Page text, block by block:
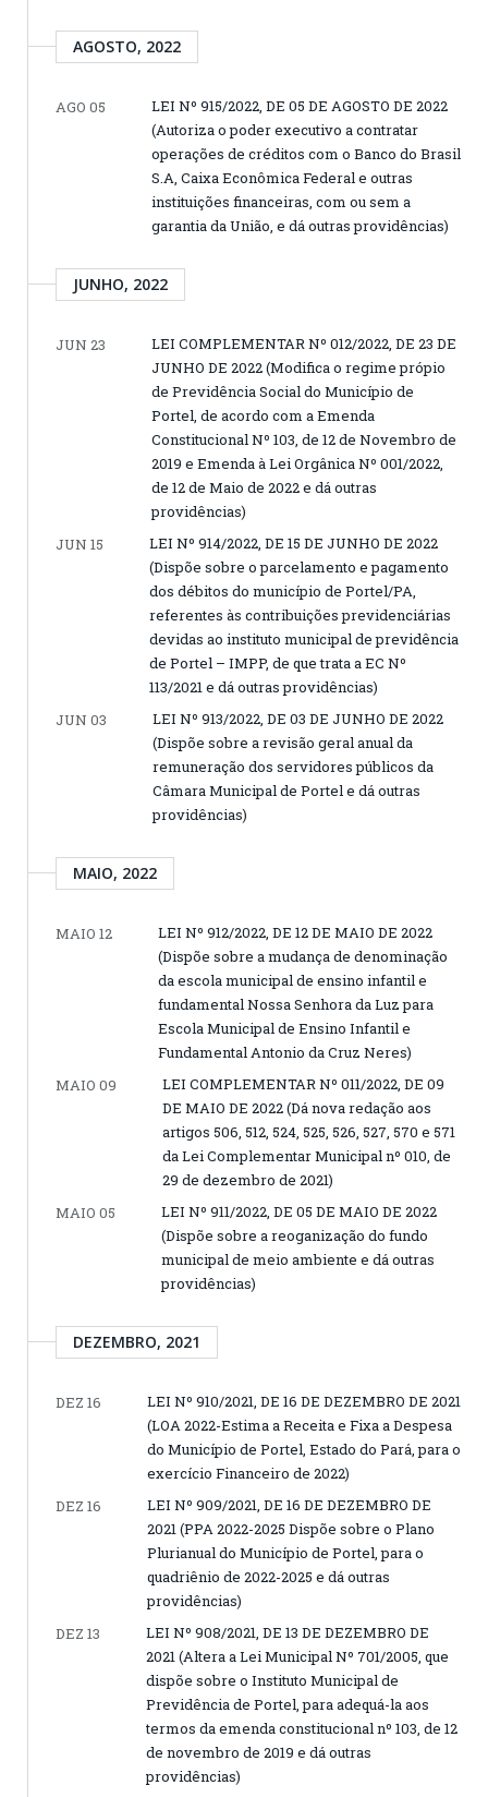
AGOSTO, 2022
AGO 05
LEI Nº 915/2022, DE 05 DE AGOSTO DE 2022
(Autoriza o poder executivo a contratar
operações de créditos com o Banco do Brasil
S.A, Caixa Econômica Federal e outras
instituições financeiras, com ou sem a
garantia da União, e dá outras providências)
JUNHO, 2022
JUN 23
LEI COMPLEMENTAR Nº 012/2022, DE 23 DE
JUNHO DE 2022 (Modifica o regime própio
de Previdência Social do Município de
Portel, de acordo com a Emenda
Constitucional Nº 103, de 12 de Novembro de
2019 e Emenda à Lei Orgânica Nº 001/2022,
de 12 de Maio de 2022 e dá outras
providências)
JUN 15
LEI Nº 914/2022, DE 15 DE JUNHO DE 2022
(Dispõe sobre o parcelamento e pagamento
dos débitos do município de Portel/PA,
referentes às contribuições previdenciárias
devidas ao instituto municipal de previdência
de Portel – IMPP, de que trata a EC Nº
113/2021 e dá outras providências)
JUN 03
LEI Nº 913/2022, DE 03 DE JUNHO DE 2022
(Dispõe sobre a revisão geral anual da
remuneração dos servidores públicos da
Câmara Municipal de Portel e dá outras
providências)
MAIO, 2022
MAIO 12
LEI Nº 912/2022, DE 12 DE MAIO DE 2022
(Dispõe sobre a mudança de denominação
da escola municipal de ensino infantil e
fundamental Nossa Senhora da Luz para
Escola Municipal de Ensino Infantil e
Fundamental Antonio da Cruz Neres)
MAIO 09
LEI COMPLEMENTAR Nº 011/2022, DE 09
DE MAIO DE 2022 (Dá nova redação aos
artigos 506, 512, 524, 525, 526, 527, 570 e 571
da Lei Complementar Municipal nº 010, de
29 de dezembro de 2021)
MAIO 05
LEI Nº 911/2022, DE 05 DE MAIO DE 2022
(Dispõe sobre a reoganização do fundo
municipal de meio ambiente e dá outras
providências)
DEZEMBRO, 2021
DEZ 16
LEI Nº 910/2021, DE 16 DE DEZEMBRO DE 2021
(LOA 2022-Estima a Receita e Fixa a Despesa
do Município de Portel, Estado do Pará, para o
exercício Financeiro de 2022)
DEZ 16
LEI Nº 909/2021, DE 16 DE DEZEMBRO DE
2021 (PPA 2022-2025 Dispõe sobre o Plano
Plurianual do Município de Portel, para o
quadriênio de 2022-2025 e dá outras
providências)
DEZ 13
LEI Nº 908/2021, DE 13 DE DEZEMBRO DE
2021 (Altera a Lei Municipal Nº 701/2005, que
dispõe sobre o Instituto Municipal de
Previdência de Portel, para adequá-la aos
termos da emenda constitucional nº 103, de 12
de novembro de 2019 e dá outras
providências)